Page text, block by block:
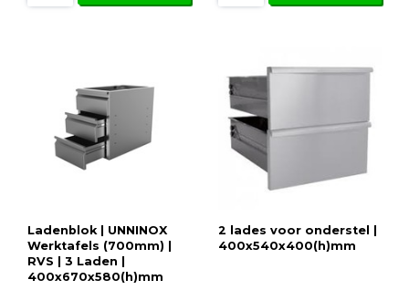
Ladenblok | UNNINOX
Werktafels (700mm) |
RVS | 3 Laden |
400x670x580(h)mm
2 lades voor onderstel |
400x540x400(h)mm